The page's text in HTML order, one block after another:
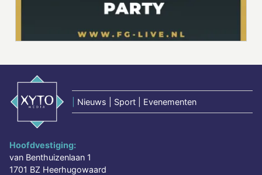
Nieuws | Sport | Evenementen
Hoofdvestiging:
van Benthuizenlaan 1
1701 BZ Heerhugowaard